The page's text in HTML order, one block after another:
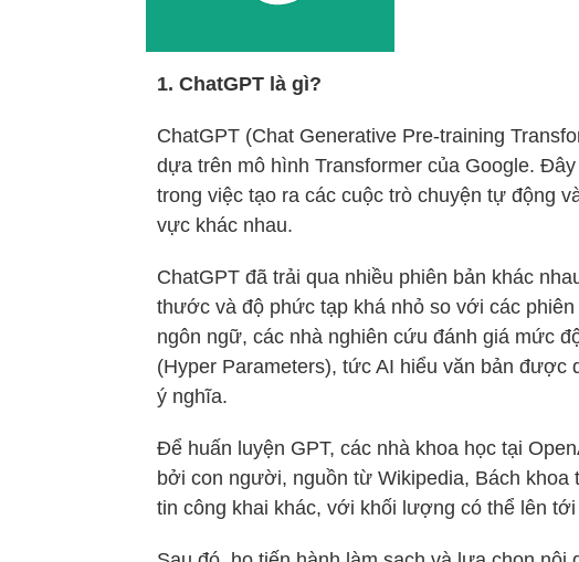
1. ChatGPT là gì?
ChatGPT (Chat Generative Pre-training
dựa trên mô hình Transformer của Google.
trong việc tạo ra các cuộc trò chuyện tự động
vực khác nhau.
ChatGPT đã trải qua nhiều phiên bản khác
thước và độ phức tạp khá nhỏ so với các phiên
ngôn ngữ, các nhà nghiên cứu đánh giá mức
(Hyper Parameters), tức AI hiểu văn bản được
ý nghĩa.
Để huấn luyện GPT, các nhà khoa học tại
bởi con người, nguồn từ Wikipedia, Bách khoa
tin công khai khác, với khối lượng có thể lên